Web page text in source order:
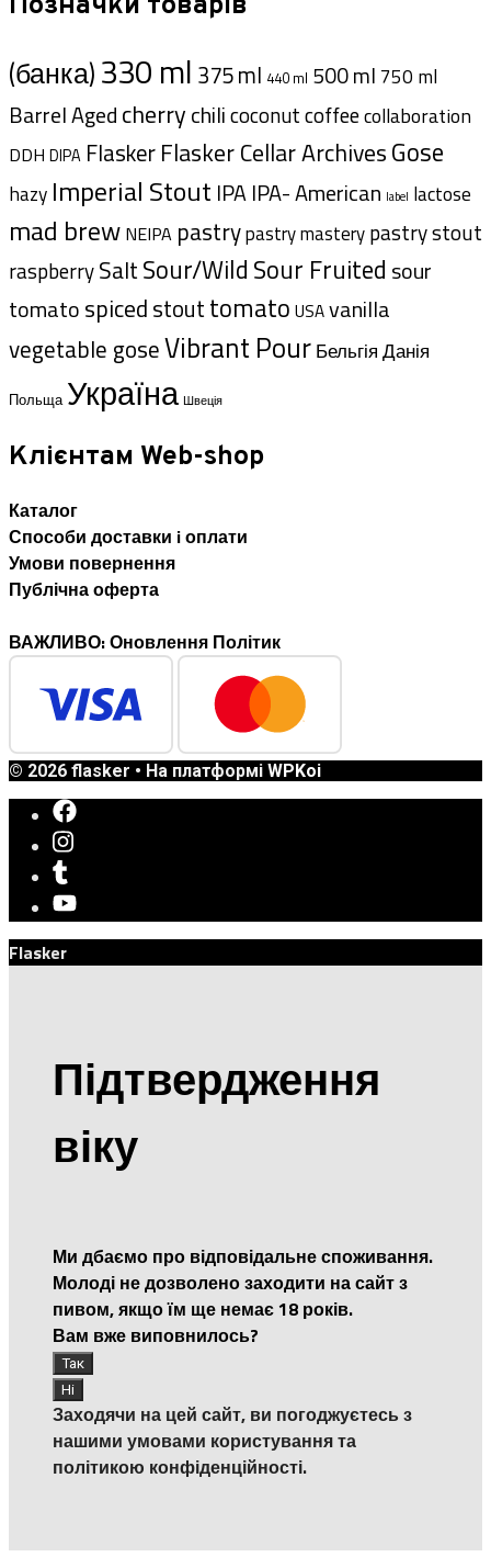
(банка)330 ml 375 ml 440 ml 500 ml 750 ml
Barrel Agedcherrychilicoconutcoffeecollaboration
DDH DIPA FlaskerFlasker Cellar ArchivesGose
hazy Imperial Stout IPA IPA- American label lactose
mad brew NEIPA pastrypastry masterypastry stout
raspberrySaltSour/Wild Sour Fruited sour
tomatospicedstouttomato USAvanilla
vegetable goseVibrant PourБельгіяДанія
Польща Україна Швеція
Клієнтам Web-shop
Каталог
Способи доставки i оплати
Умови повернення
Публічна оферта
ВАЖЛИВО: Оновлення Політик
© 2026 flasker • На платформі WPKoi
Flasker
Підтвердження
віку
Ми дбаємо про відповідальне споживання.
Молоді не дозволено заходити на сайт з
пивом, якщо їм ще немає 18 років.
Вам вже виповнилось?
Заходячи на цей сайт, ви погоджуєтесь з
нашими умовами користування та
політикою конфіденційності.